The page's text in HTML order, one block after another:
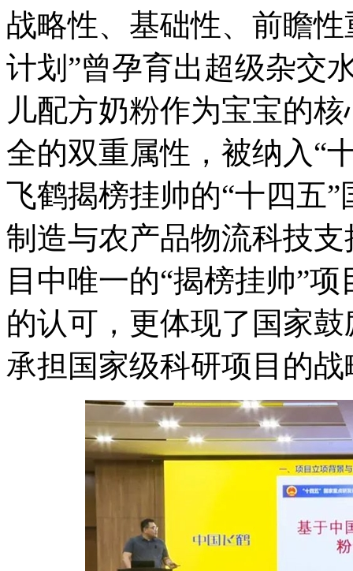
战略性、基础性、前瞻性
计划”曾孕育出超级杂交
儿配方奶粉作为宝宝的
全的双重属性，被纳入“
飞鹤揭榜挂帅的“十四五
制造与农产品物流科技
目中唯一的“揭榜挂帅”
的认可，更体现了国家
承担国家级科研项目的